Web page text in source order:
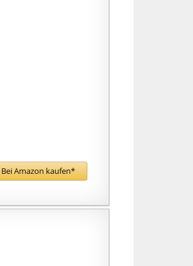
Bei Amazon kaufen*